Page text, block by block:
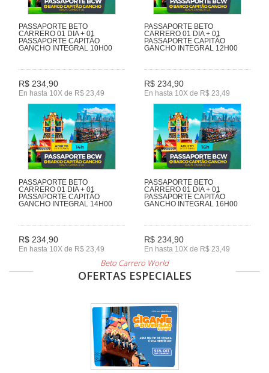
PASSAPORTE BETO
CARRERO 01 DIA + 01
PASSAPORTE CAPITÃO
GANCHO INTEGRAL 10H00
R$ 234,90
En hasta 10X de R$ 23,49
PASSAPORTE BETO
CARRERO 01 DIA + 01
PASSAPORTE CAPITÃO
GANCHO INTEGRAL 12H00
R$ 234,90
En hasta 10X de R$ 23,49
PASSAPORTE BETO
CARRERO 01 DIA + 01
PASSAPORTE CAPITÃO
GANCHO INTEGRAL 14H00
R$ 234,90
En hasta 10X de R$ 23,49
PASSAPORTE BETO
CARRERO 01 DIA + 01
PASSAPORTE CAPITÃO
GANCHO INTEGRAL 16H00
R$ 234,90
En hasta 10X de R$ 23,49
Beto Carrero World
OFERTAS ESPECIALES